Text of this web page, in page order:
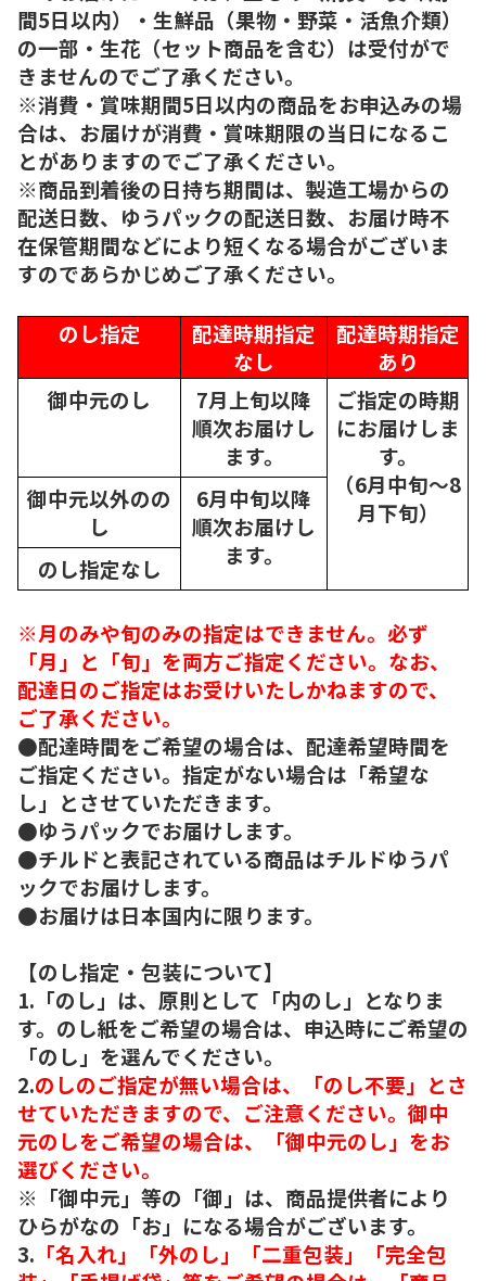
間5日以内）・生鮮品（果物・野菜・活魚介類）
の一部・生花（セット商品を含む）は受付がで
きませんのでご了承ください。
※消費・賞味期間5日以内の商品をお申込みの場
合は、お届けが消費・賞味期限の当日になるこ
とがありますのでご了承ください。
※商品到着後の日持ち期間は、製造工場からの
配送日数、ゆうパックの配送日数、お届け時不
在保管期間などにより短くなる場合がございま
すのであらかじめご了承ください。
のし指定
配達時期指定
なし
配達時期指定
あり
御中元のし
7月上旬以降
順次お届けし
ます。
ご指定の時期
にお届けしま
す。
（6月中旬～8
月下旬）
御中元以外のの
し
6月中旬以降
順次お届けし
ます。
のし指定なし
※月のみや旬のみの指定はできません。必ず
「月」と「旬」を両方ご指定ください。なお、
配達日のご指定はお受けいたしかねますので、
ご了承ください。
●配達時間をご希望の場合は、配達希望時間を
ご指定ください。指定がない場合は「希望な
し」とさせていただきます。
●ゆうパックでお届けします。
●チルドと表記されている商品はチルドゆうパ
ックでお届けします。
●お届けは日本国内に限ります。
【のし指定・包装について】
1.「のし」は、原則として「内のし」となりま
す。のし紙をご希望の場合は、申込時にご希望の
「のし」を選んでください。
2.のしのご指定が無い場合は、「のし不要」とさ
せていただきますので、ご注意ください。御中
元のしをご希望の場合は、「御中元のし」をお
選びください。
※「御中元」等の「御」は、商品提供者により
ひらがなの「お」になる場合がございます。
3. 「名入れ」「外のし」「二重包装」「完全包